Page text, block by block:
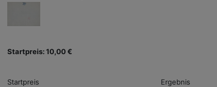
Startpreis: 10,00 €
Startpreis Ergebnis